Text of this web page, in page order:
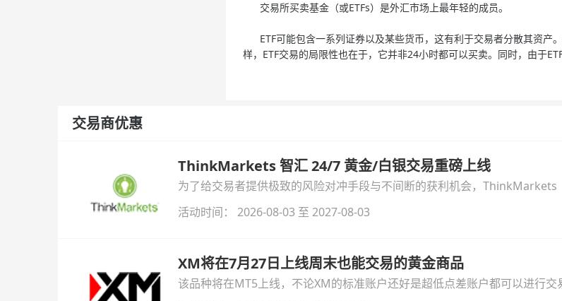
交易所买卖基金（或ETFs）是外汇市场上最年轻的成员。
ETF可能包含一系列证券以及某些货币，这有利于交易者分散其资产
样，ETF交易的局限性也在于，它并非24小时都可以买卖。同时，由于
交易商优惠
ThinkMarkets 智汇 24/7 黄金/白银交易重磅上线
为了给交易者提供极致的风险对冲手段与不间断的获利机会，
与白银交易！本文将为您详细拆解本次升级的核心交易品种、杠杆配置、支持
活动时间： 2026-08-03 至 2027-08-03
XM将在7月27日上线周末也能交易的黄金商品
该品种将在MT5上线，不论XM的标准账户还好是超低点差账户都可以进行交